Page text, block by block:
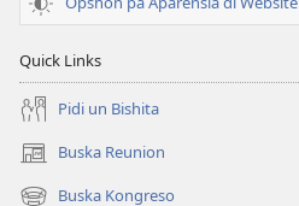
Quick Links
Pidi un Bishita
Buska Reunion
(opens
new
Buska Kongreso